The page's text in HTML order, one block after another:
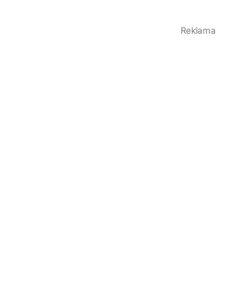
Reklama